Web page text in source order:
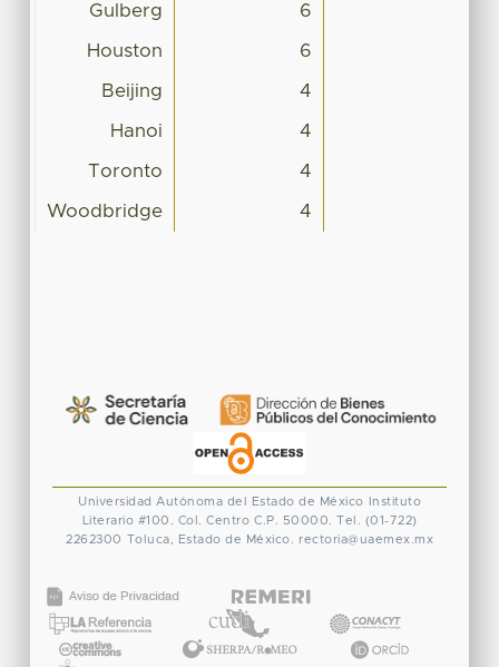
Gulberg 6
Houston 6
Beijing 4
Hanoi 4
Toronto 4
Woodbridge 4
Universidad Autónoma del Estado de México
Instituto
Literario #100. Col. Centro C.P. 50000. Tel. (01-722)
2262300 Toluca, Estado de México. rectoria@uaemex.mx